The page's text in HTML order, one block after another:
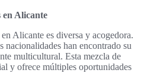
Alicante
Alicante es diversa y acogedora.
nacionalidades han encontrado su
multicultural. Esta mezcla de
y ofrece múltiples oportunidades